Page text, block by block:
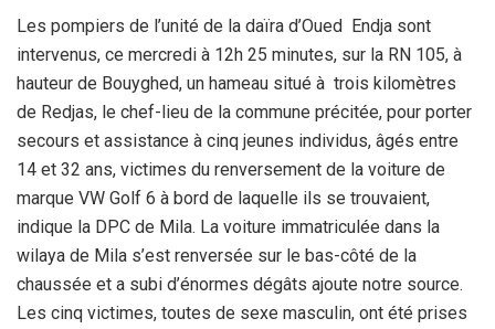
Les pompiers de l’unité de la daïra d’Oued Endja sont
intervenus, ce mercredi à 12h 25 minutes, sur la RN 105, à
hauteur de Bouyghed, un hameau situé à trois kilomètres
de Redjas, le chef-lieu de la commune précitée, pour porter
secours et assistance à cinq jeunes individus, âgés entre
14 et 32 ans, victimes du renversement de la voiture de
marque VW Golf 6 à bord de laquelle ils se trouvaient,
indique la DPC de Mila. La voiture immatriculée dans la
wilaya de Mila s’est renversée sur le bas-côté de la
chaussée et a subi d’énormes dégâts ajoute notre source.
Les cinq victimes, toutes de sexe masculin, ont été prises